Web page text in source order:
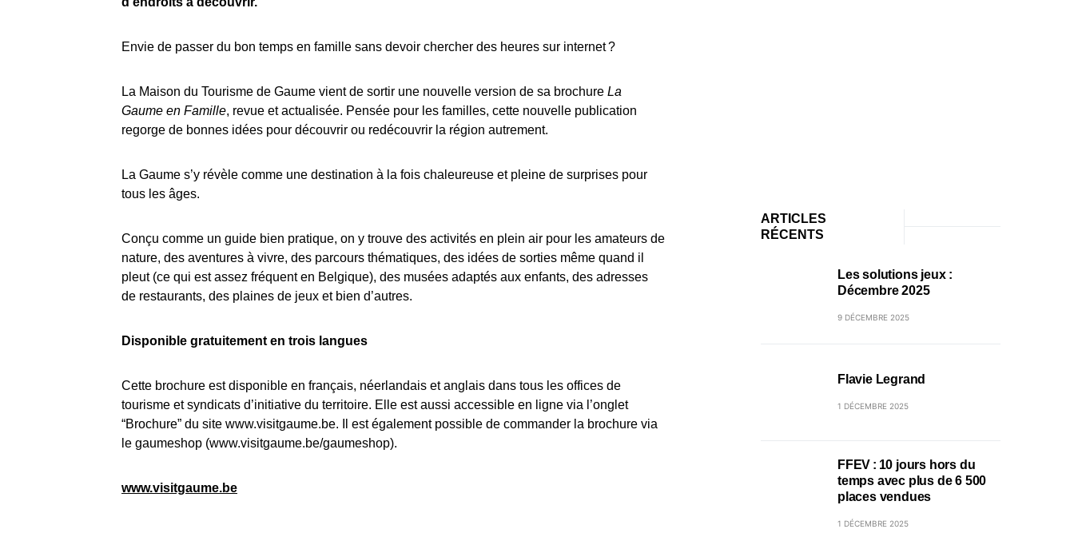
Envie de passer du bon temps en famille sans devoir chercher des heures sur internet ?
La Maison du Tourisme de Gaume vient de sortir une nouvelle version de sa brochure La
Gaume en Famille, revue et actualisée. Pensée pour les familles, cette nouvelle publication
regorge de bonnes idées pour découvrir ou redécouvrir la région autrement.
La Gaume s’y révèle comme une destination à la fois chaleureuse et pleine de surprises pour
tous les âges.
Conçu comme un guide bien pratique, on y trouve des activités en plein air pour les amateurs de
nature, des aventures à vivre, des parcours thématiques, des idées de sorties même quand il
pleut (ce qui est assez fréquent en Belgique), des musées adaptés aux enfants, des adresses
de restaurants, des plaines de jeux et bien d’autres.
Disponible gratuitement en trois langues
Cette brochure est disponible en français, néerlandais et anglais dans tous les offices de
tourisme et syndicats d’initiative du territoire. Elle est aussi accessible en ligne via l’onglet
“Brochure” du site www.visitgaume.be. Il est également possible de commander la brochure via
le gaumeshop (www.visitgaume.be/gaumeshop).
www.visitgaume.be
ARTICLES
RÉCENTS
Les solutions jeux :
Décembre 2025
9 DÉCEMBRE 2025
Flavie Legrand
1 DÉCEMBRE 2025
FFEV : 10 jours hors du
temps avec plus de 6 500
places vendues
1 DÉCEMBRE 2025